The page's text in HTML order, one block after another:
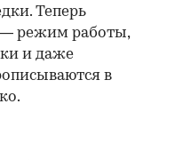
Теперь
— режим работы,
и даже
в